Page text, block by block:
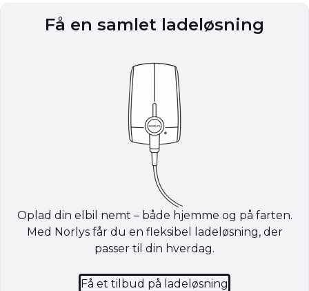
Få en samlet ladeløsning
Oplad din elbil nemt – både hjemme og på farten.
Med Norlys får du en fleksibel ladeløsning, der
passer til din hverdag.
Få et tilbud på ladeløsning